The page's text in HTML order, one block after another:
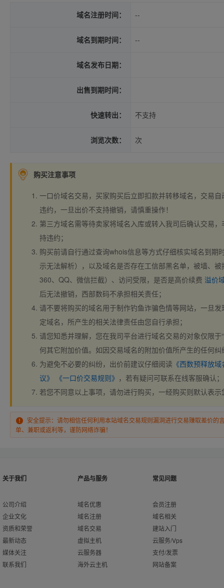
域名注册时间： --
域名到期时间： --
域名发布日期：
出售到期时间：
快速转出： 不支持
浏览次数： 次
购买注意事项
一口价域名交易，买家购买后立即扣款并转移域名，交易
违约，一旦出价不支持撤销，请慎重操作！
第三方域名需等待卖家将域名入库或转入我司后确认交易
持违约；
购买前请自行通过查询whois信息等方式仔细核实域名到期
示无法解析），以及域名是否存在工信部黑名单，被墙、
360、QQ、微信拦截）、访问受限，是否是高价续费 溢价
后无法撤销，西部数码不承担相关责任；
请不要将购买的域名用于制作钓鱼诈骗色情等网站，一旦
定域名，所产生的相关法律责任由您自行承担；
请您知悉并理解，您在我司平台进行域名交易的对象仅限于
何其它附加价值。如因交易域名的附加价值所产生的任何
为避免不必要的纠纷，出价前建议仔细阅读 《西数预释放
议》
《一口价交易规则》 ，若有疑问可联系在线客服确认；
若您不同意以上事项，请勿进行购买，一经购买则默认表
安全提示：请勿相信任何利用本站域名交易规则漏洞进行交易赚取差价的
单、兼职或返利等，谨防网络诈骗！
关于我们
公司介绍
企业文化
资质和荣誉
最新动态
媒体关注
联系我们
产品与服务
域名优惠
域名注册
域名交易
虚拟主机
云服务器
海外云主机
常见问题
会员注册
域名相关
建站入门
云服务/Vps
支付/发票
网站备案